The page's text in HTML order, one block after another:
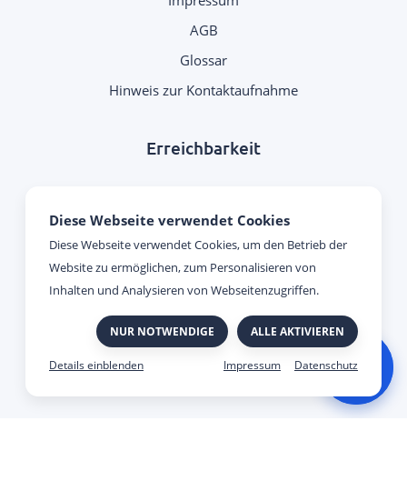
Diese Webseite verwendet Cookies
Diese Webseite verwendet Cookies, um den Betrieb der
Website zu ermöglichen, zum Personalisieren von
Inhalten und Analysieren von Webseitenzugriffen.
NUR NOTWENDIGE ALLE AKTIVIEREN
Impressum Datenschutz
AGB
Glossar
Hinweis zur Kontaktaufnahme
Erreichbarkeit
09:00 Uhr - 17:00 Uhr
Freitag:
09:00 Uhr - 15:00 Uhr